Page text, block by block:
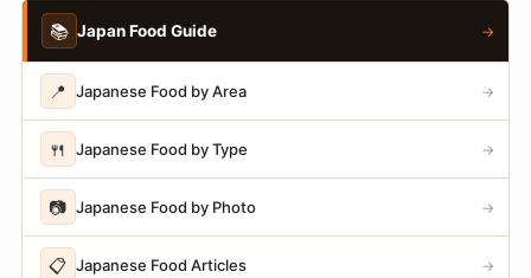
📚 Japan Food Guide →
📍 Japanese Food by Area →
🍴 Japanese Food by Type →
📷 Japanese Food by Photo →
📋 Japanese Food Articles →